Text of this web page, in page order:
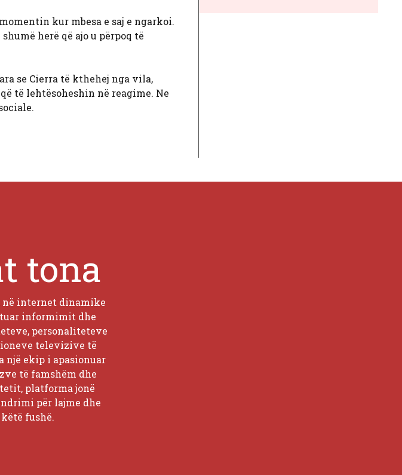
kur mbesa e saj e ngarkoi.
herë që ajo u përpoq të
se Cierra të kthehej nga vila,
të lehtësoheshin në reagime. Ne
tona
në internet dinamike
informimit dhe
personaliteteve
televizive të
një ekip i apasionuar
të famshëm dhe
platforma jonë
për lajme dhe
fushë.